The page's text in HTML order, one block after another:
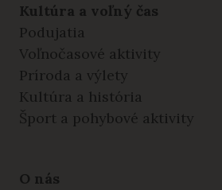
Kultúra a voľný čas
Podujatia
Voľnočasové aktivity
Príroda a výlety
Kultúra a história
Šport a pohybové aktivity
O nás